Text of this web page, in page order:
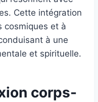
Cette intégration
cosmiques et à
à une
et spirituelle.
corps-